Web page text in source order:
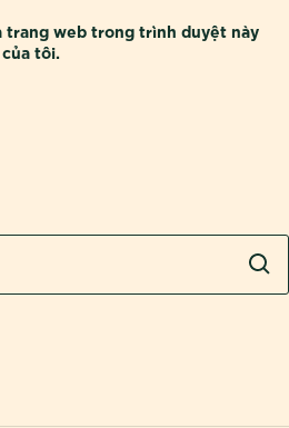
trang web trong trình duyệt này
tôi.